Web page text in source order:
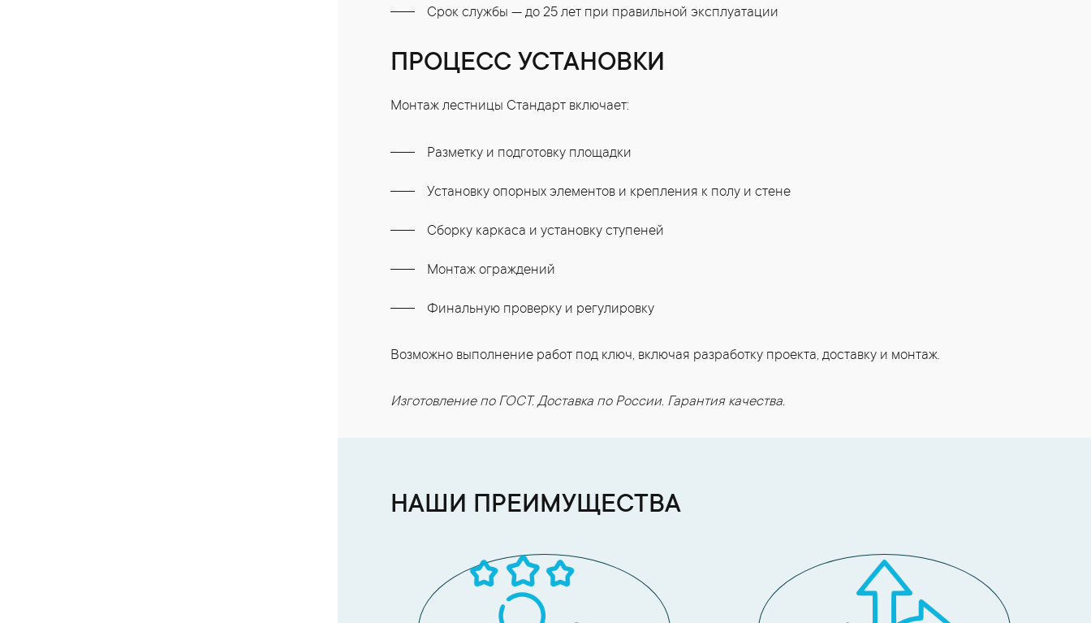
Срок службы — до 25 лет при правильной эксплуатации
ПРОЦЕСС УСТАНОВКИ
Монтаж лестницы Стандарт включает:
Разметку и подготовку площадки
Установку опорных элементов и крепления к полу и стене
Сборку каркаса и установку ступеней
Монтаж ограждений
Финальную проверку и регулировку
Возможно выполнение работ под ключ, включая разработку проекта, доставку и монтаж.
Изготовление по ГОСТ. Доставка по России. Гарантия качества.
НАШИ ПРЕИМУЩЕСТВА